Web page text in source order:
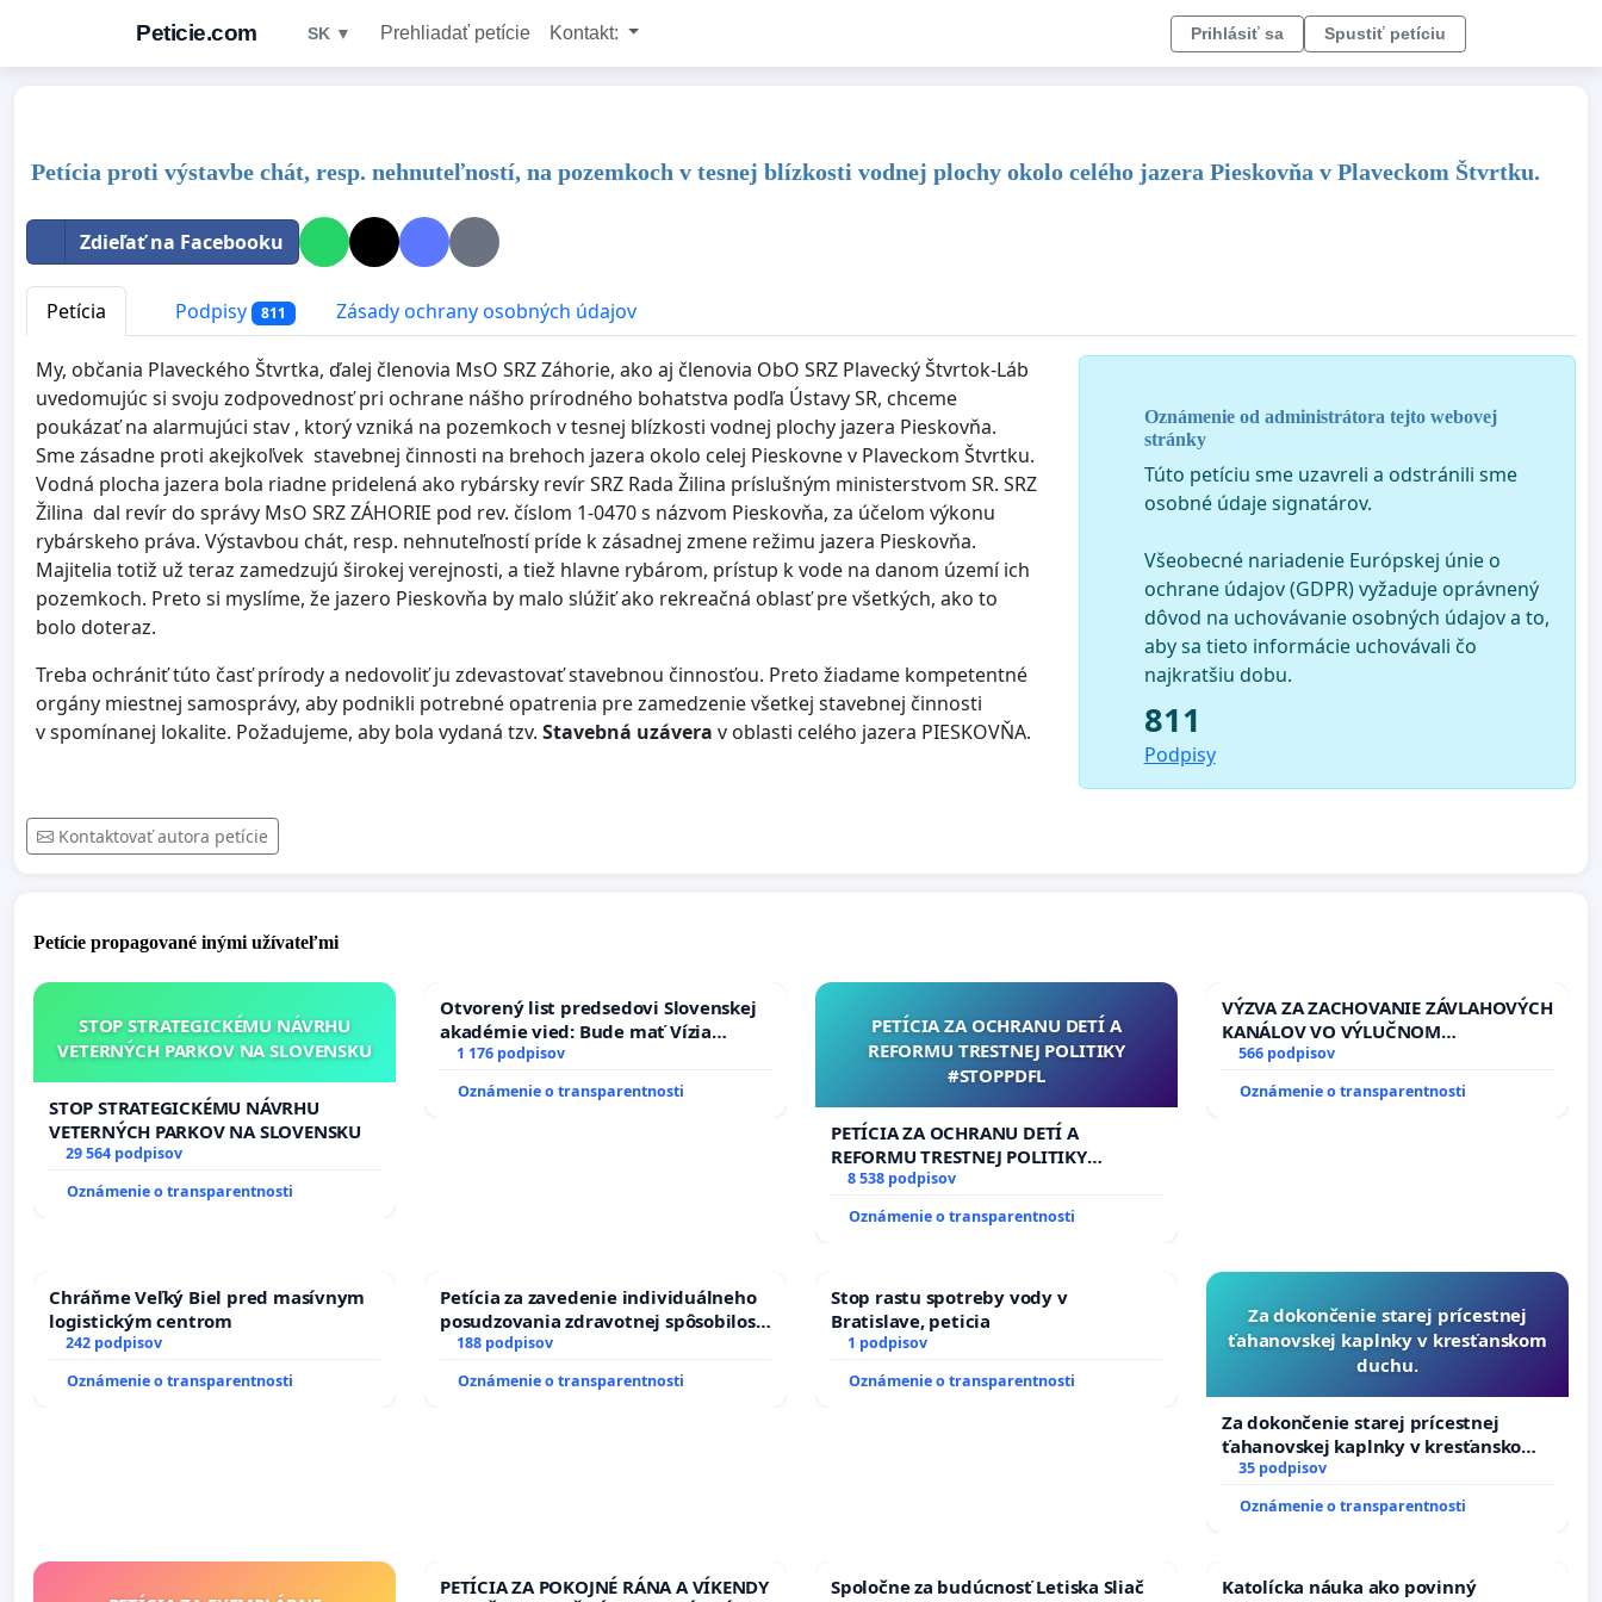
Peticie.com SK ▼ Prehliadať petície Kontakt: Prihlásiť sa Spustiť petíciu
Petícia proti výstavbe chát, resp. nehnuteľností, na pozemkoch v tesnej blízkosti vodnej plochy okolo celého jazera Pieskovňa v Plaveckom Štvrtku.
Zdieľať na Facebooku
Petícia Podpisy 811 Zásady ochrany osobných údajov
My, občania Plaveckého Štvrtka, ďalej členovia MsO SRZ Záhorie, ako aj členovia ObO SRZ Plavecký Štvrtok-Láb
uvedomujúc si svoju zodpovednosť pri ochrane nášho prírodného bohatstva podľa Ústavy SR, chceme
poukázať na alarmujúci stav , ktorý vzniká na pozemkoch v tesnej blízkosti vodnej plochy jazera Pieskovňa.
Sme zásadne proti akejkoľvek stavebnej činnosti na brehoch jazera okolo celej Pieskovne v Plaveckom Štvrtku.
Vodná plocha jazera bola riadne pridelená ako rybársky revír SRZ Rada Žilina príslušným ministerstvom SR. SRZ
Žilina dal revír do správy MsO SRZ ZÁHORIE pod rev. číslom 1-0470 s názvom Pieskovňa, za účelom výkonu
rybárskeho práva. Výstavbou chát, resp. nehnuteľností príde k zásadnej zmene režimu jazera Pieskovňa.
Majitelia totiž už teraz zamedzujú širokej verejnosti, a tiež hlavne rybárom, prístup k vode na danom území ich
pozemkoch. Preto si myslíme, že jazero Pieskovňa by malo slúžiť ako rekreačná oblasť pre všetkých, ako to
bolo doteraz.
Treba ochrániť túto časť prírody a nedovoliť ju zdevastovať stavebnou činnosťou. Preto žiadame kompetentné
orgány miestnej samosprávy, aby podnikli potrebné opatrenia pre zamedzenie všetkej stavebnej činnosti
v spomínanej lokalite. Požadujeme, aby bola vydaná tzv. Stavebná uzávera v oblasti celého jazera PIESKOVŇA.
Kontaktovať autora petície
Oznámenie od administrátora tejto webovej
stránky
Túto petíciu sme uzavreli a odstránili sme
osobné údaje signatárov.
Všeobecné nariadenie Európskej únie o
ochrane údajov (GDPR) vyžaduje oprávnený
dôvod na uchovávanie osobných údajov a to,
aby sa tieto informácie uchovávali čo
najkratšiu dobu.
811
Podpisy
Petície propagované inými užívateľmi
STOP STRATEGICKÉMU NÁVRHU
VETERNÝCH PARKOV NA SLOVENSKU
STOP STRATEGICKÉMU NÁVRHU
VETERNÝCH PARKOV NA SLOVENSKU
29 564 podpisov
Oznámenie o transparentnosti
Otvorený list predsedovi Slovenskej
akadémie vied: Bude mať Vízia
Slovenska 2040 mravnú chrbticu?
1 176 podpisov
Oznámenie o transparentnosti
PETÍCIA ZA OCHRANU DETÍ A
REFORMU TRESTNEJ POLITIKY
#STOPPDFL
PETÍCIA ZA OCHRANU DETÍ A
REFORMU TRESTNEJ POLITIKY
#STOPPDFL
8 538 podpisov
Oznámenie o transparentnosti
VÝZVA ZA ZACHOVANIE ZÁVLAHOVÝCH
KANÁLOV VO VÝLUČNOM
VLASTNÍCTVE A POD KONTROLOU
riešenie zanedbaného stavu
566 podpisov
Oznámenie o transparentnosti
Chráňme Veľký Biel pred masívnym
logistickým centrom
242 podpisov
Oznámenie o transparentnosti
Petícia za zavedenie individuálneho
posudzovania zdravotnej spôsobilosti
osôb s diabetom 1. a 2. typu pri
188 podpisov
Oznámenie o transparentnosti
Stop rastu spotreby vody v
Bratislave, peticia
1 podpisov
Oznámenie o transparentnosti
Za dokončenie starej prícestnej
ťahanovskej kaplnky v kresťanskom
duchu.
Za dokončenie starej prícestnej
ťahanovskej kaplnky v kresťanskom
duchu.
35 podpisov
Oznámenie o transparentnosti
PETÍCIA ZA POKOJNÉ RÁNA A VÍKENDY
Spoločne za budúcnosť Letiska Sliač
Katolícka náuka ako povinný